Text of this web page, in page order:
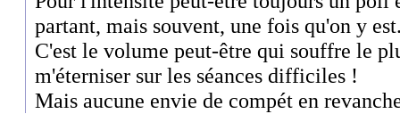
partant, mais souvent, une fois qu'on y
C'est le volume peut-être qui souffre le
m'éterniser sur les séances difficiles !
Mais aucune envie de compét en